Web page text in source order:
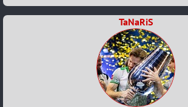
Лиги
TaNaRiS